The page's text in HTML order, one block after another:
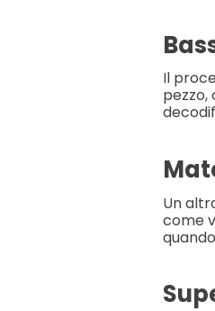
Il
Un
come